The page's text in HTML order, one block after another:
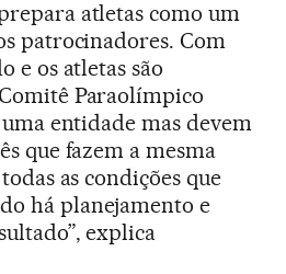
atletas como um
patrocinadores. Com
e os atletas são
Paraolímpico
entidade mas devem
que fazem a mesma
as condições que
há planejamento e
explica